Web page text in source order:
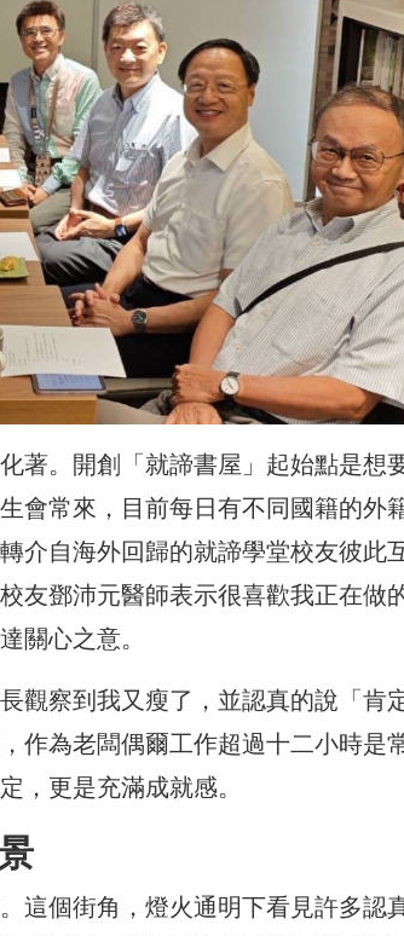
著。開創「就諦書屋」起始點是想
會常來，目前每日有不同國籍的外
介自海外回歸的就諦學堂校友彼此
友鄧沛元醫師表示很喜歡我正在做
關心之意。
觀察到我又瘦了，並認真的說「肯
作為老闆偶爾工作超過十二小時是
，更是充滿成就感。
這個街角，燈火通明下看見許多認